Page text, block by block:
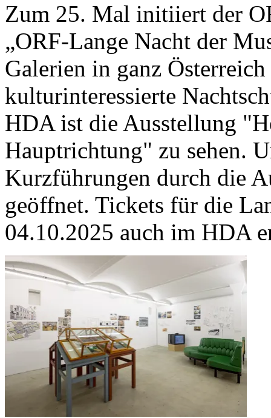
Zum 25. Mal initiiert der
„ORF-Lange Nacht der
Galerien in ganz
kulturinteressierte
HDA ist die Ausstellung
Hauptrichtung" zu sehen.
Kurzführungen durch die
geöffnet. Tickets für die
04.10.2025 auch im HDA